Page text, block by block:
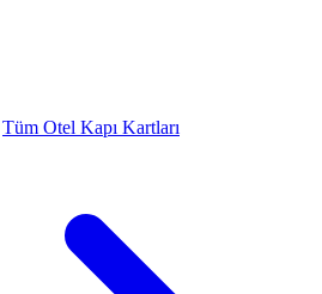
Tüm Otel Kapı Kartları